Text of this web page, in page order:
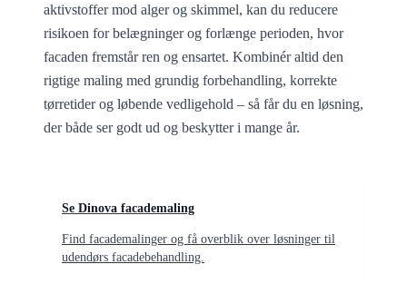
aktivstoffer mod alger og skimmel, kan du reducere
risikoen for belægninger og forlænge perioden, hvor
facaden fremstår ren og ensartet. Kombinér altid den
rigtige maling med grundig forbehandling, korrekte
tørretider og løbende vedligehold – så får du en løsning,
der både ser godt ud og beskytter i mange år.
Se Dinova facademaling
Find facademalinger og få overblik over løsninger til
udendørs facadebehandling.